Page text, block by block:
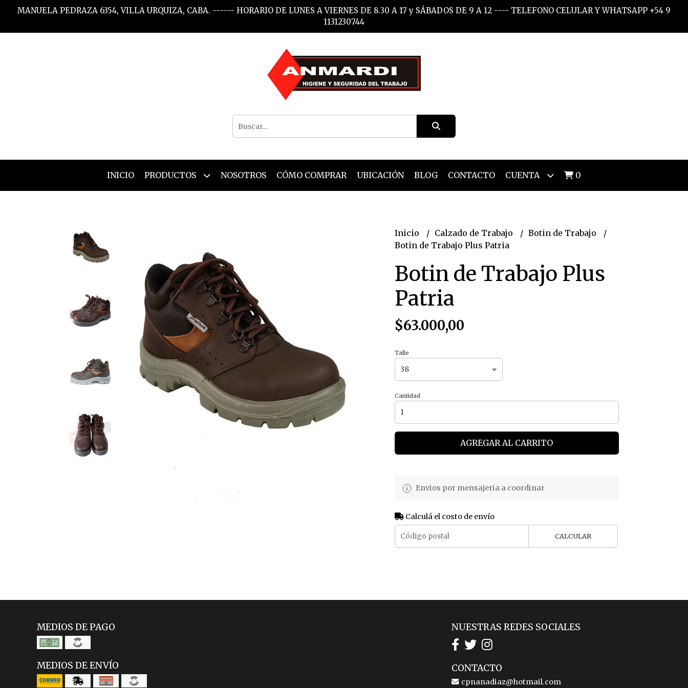
MANUELA PEDRAZA 6354, VILLA URQUIZA, CABA. ------ HORARIO DE LUNES A VIERNES DE 8.30 A 17 y SÁBADOS DE 9 A 12 ---- TELEFONO CELULAR Y WHATSAPP +54 9
1131230744
INICIO PRODUCTOS NOSOTROS CÓMO COMPRAR UBICACIÓN BLOG CONTACTO CUENTA 0
Inicio Calzado de Trabajo
Botin de Trabajo
Botin de Trabajo Plus Patria
Botin de Trabajo Plus
Patria
$63.000,00
Talle
Cantidad
AGREGAR AL CARRITO
Envios por mensajeria a coordinar
Calculá el costo de envío
CALCULAR
MEDIOS DE PAGO
MEDIOS DE ENVÍO
NUESTRAS REDES SOCIALES
CONTACTO
cpnanadiaz@hotmail.com